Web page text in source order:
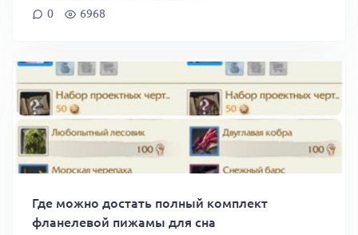
0 6968
Где можно достать полный комплект
фланелевой пижамы для сна